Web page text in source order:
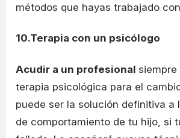
métodos que hayas trabajado
10.Terapia con un psicólogo
Acudir a un profesional siempre
terapia psicológica para el
puede ser la solución definitiva a
de comportamiento de tu hijo, si